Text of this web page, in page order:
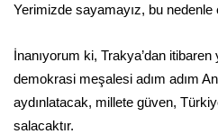
Yerimizde sayamayız, bu nedenle
İnanıyorum ki, Trakya’dan itibaren
demokrasi meşalesi adım adım
aydınlatacak, millete güven,
salacaktır.